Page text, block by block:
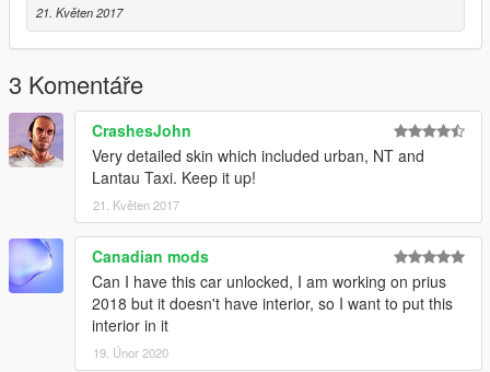
21. Květen 2017
3 Komentáře
CrashesJohn
Very detailed skin which included urban, NT and
Lantau Taxi. Keep it up!
21. Květen 2017
Canadian mods
Can I have this car unlocked, I am working on prius
2018 but it doesn't have interior, so I want to put this
interior in it
19. Únor 2020